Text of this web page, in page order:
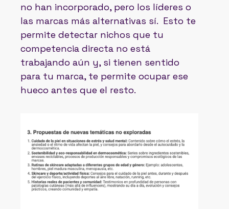
no han incorporado, pero los líderes o
las marcas más alternativas sí. Esto te
permite detectar nichos que tu
competencia directa no está
trabajando aún y, si tienen sentido
para tu marca, te permite ocupar ese
hueco antes que el resto.